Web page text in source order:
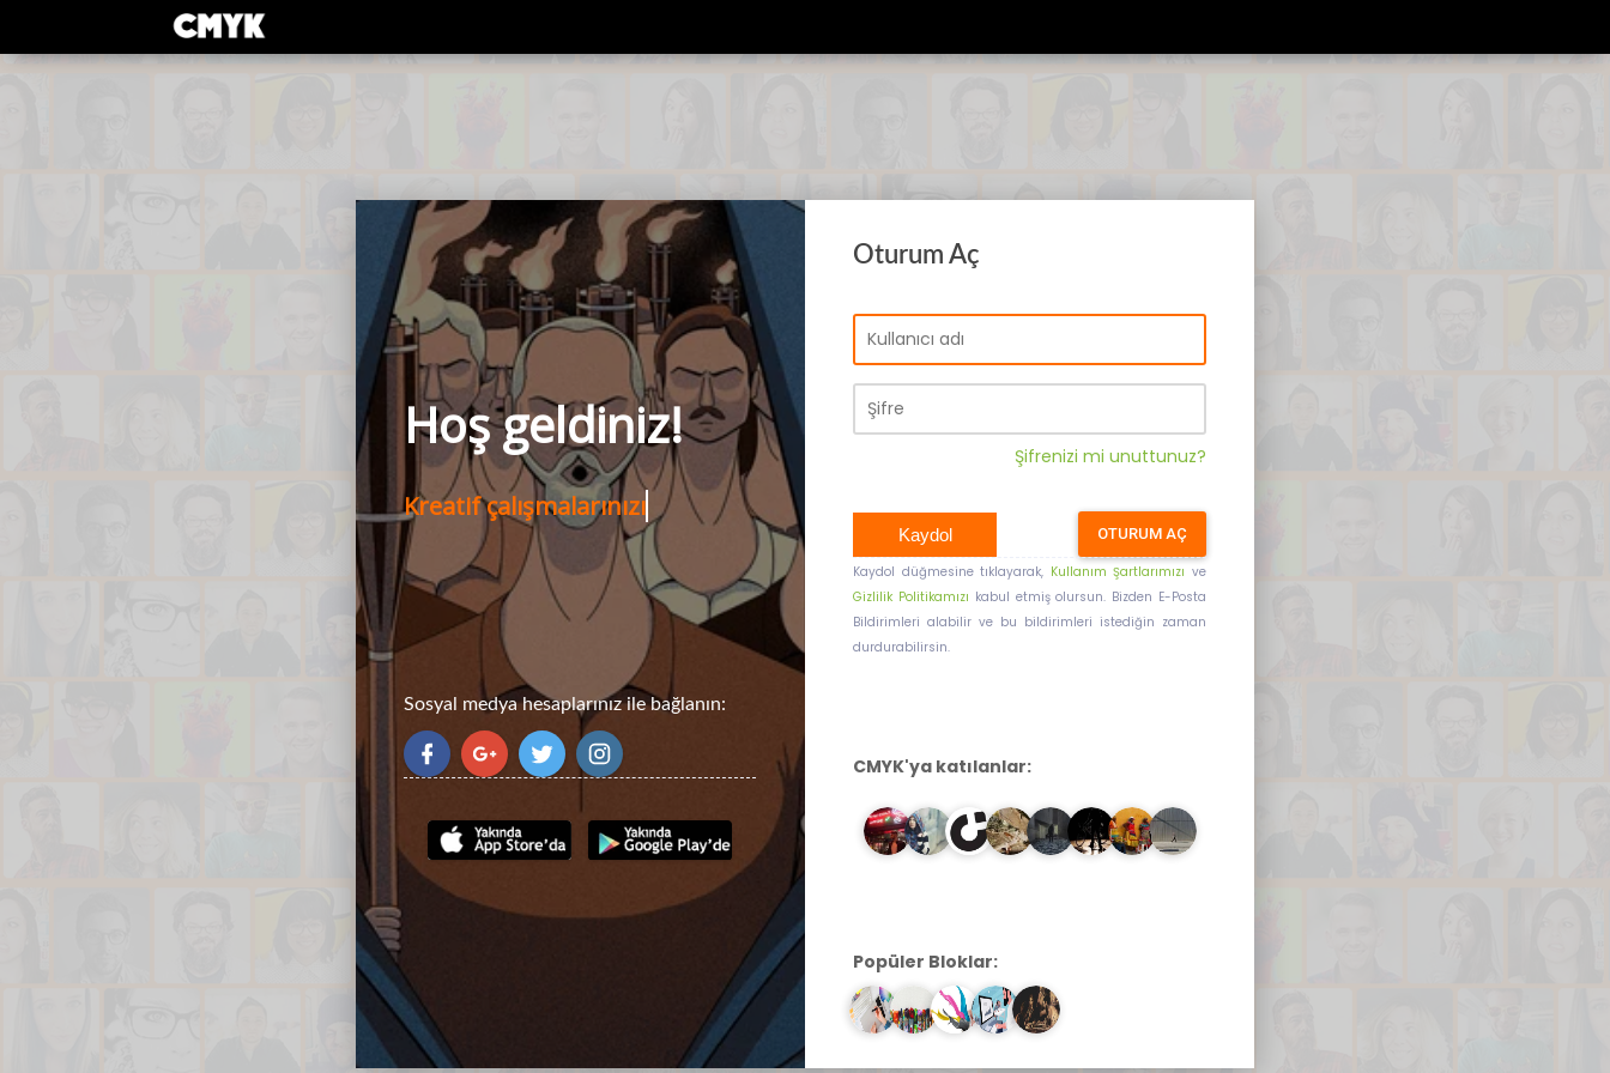
Hoş geldiniz!
Kreatif çalışmalarınızı
Sosyal medya hesaplarınız ile bağlanın:
Oturum Aç
Şifrenizi mi unuttunuz?
Kaydol OTURUM AÇ
Kaydol düğmesine tıklayarak, Kullanım Şartlarımızı ve
Gizlilik Politikamızı kabul etmiş olursun. Bizden E-Posta
Bildirimleri alabilir ve bu bildirimleri istediğin zaman
durdurabilirsin.
CMYK'ya katılanlar:
Popüler Bloklar: